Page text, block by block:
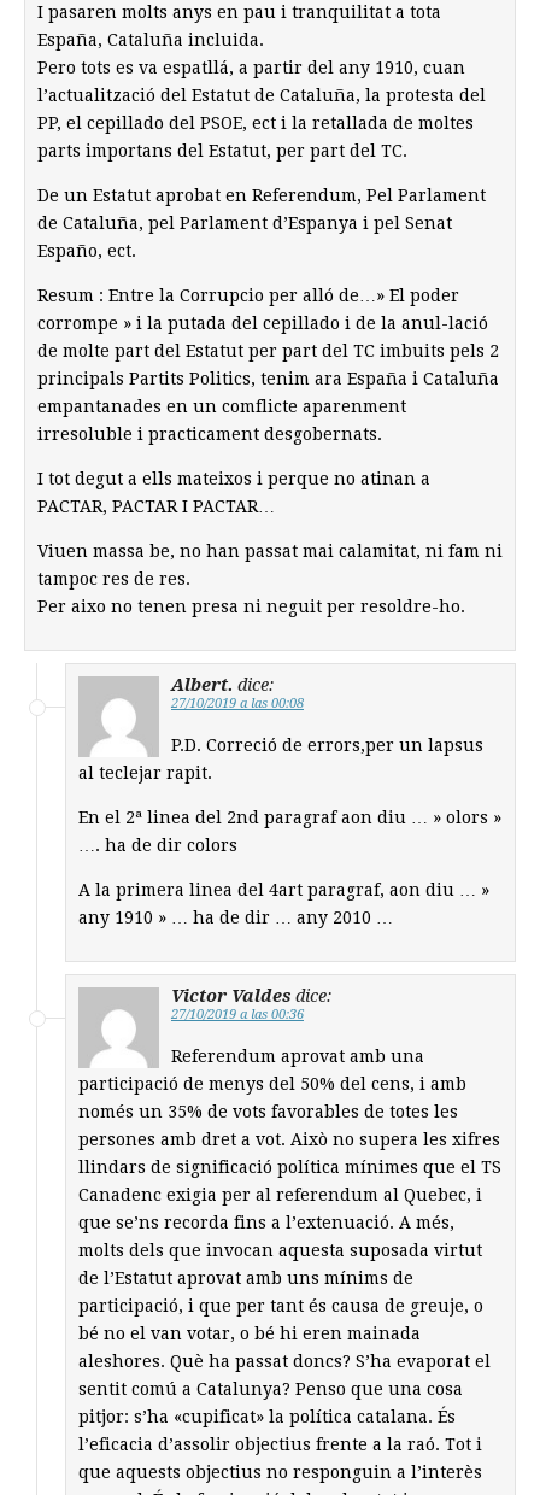
I pasaren molts anys en pau i tranquilitat a tota
España, Cataluña incluida.
Pero tots es va espatllá, a partir del any 1910, cuan
l’actualització del Estatut de Cataluña, la protesta del
PP, el cepillado del PSOE, ect i la retallada de moltes
parts importans del Estatut, per part del TC.
De un Estatut aprobat en Referendum, Pel Parlament
de Cataluña, pel Parlament d’Espanya i pel Senat
Españo, ect.
Resum : Entre la Corrupcio per alló de…» El poder
corrompe » i la putada del cepillado i de la anul-lació
de molte part del Estatut per part del TC imbuits pels 2
principals Partits Politics, tenim ara España i Cataluña
empantanades en un comflicte aparenment
irresoluble i practicament desgobernats.
I tot degut a ells mateixos i perque no atinan a
PACTAR, PACTAR I PACTAR…
Viuen massa be, no han passat mai calamitat, ni fam ni
tampoc res de res.
Per aixo no tenen presa ni neguit per resoldre-ho.
Albert. dice:
27/10/2019 a las 00:08
P.D. Correció de errors,per un lapsus
al teclejar rapit.
En el 2ª linea del 2nd paragraf aon diu … » olors »
…. ha de dir colors
A la primera linea del 4art paragraf, aon diu … »
any 1910 » … ha de dir … any 2010 …
Victor Valdes dice:
27/10/2019 a las 00:36
Referendum aprovat amb una
participació de menys del 50% del cens, i amb
només un 35% de vots favorables de totes les
persones amb dret a vot. Això no supera les xifres
llindars de significació política mínimes que el TS
Canadenc exigia per al referendum al Quebec, i
que se’ns recorda fins a l’extenuació. A més,
molts dels que invocan aquesta suposada virtut
de l’Estatut aprovat amb uns mínims de
participació, i que per tant és causa de greuje, o
bé no el van votar, o bé hi eren mainada
aleshores. Què ha passat doncs? S’ha evaporat el
sentit comú a Catalunya? Penso que una cosa
pitjor: s’ha «cupificat» la política catalana. És
l’eficacia d’assolir objectius frente a la raó. Tot i
que aquests objectius no responguin a l’interès